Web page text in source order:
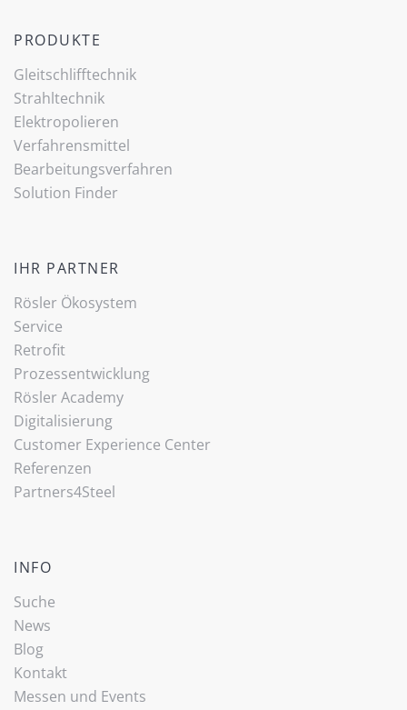
PRODUKTE
Gleitschlifftechnik
Strahltechnik
Elektropolieren
Verfahrensmittel
Bearbeitungsverfahren
Solution Finder
IHR PARTNER
Rösler Ökosystem
Service
Retrofit
Prozessentwicklung
Rösler Academy
Digitalisierung
Customer Experience Center
Referenzen
Partners4Steel
INFO
Suche
News
Blog
Kontakt
Messen und Events